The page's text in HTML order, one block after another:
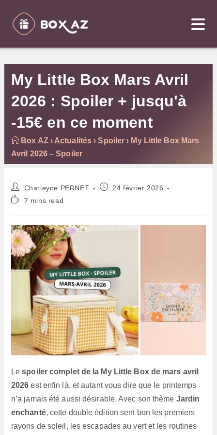
content
My Little Box Mars Avril
2026 : Spoiler + jusqu'à
-15€ en ce moment
Box AZ› Actualités ›Spoiler › My Little Box Mars
Avril 2026 – Spoiler
Auteur/autrice
de
la
Charleyne PERNET
Publication
24 février 2026
Temps7 mins read
Lespoiler complet de la My Little Box de mars avril
2026 est enfin là, et autant vous dire que le printemps
n’a jamais été aussi désirable. Avec son thème Jardin
enchanté, cette double édition sent bon les premiers
rayons de soleil, les escapades au vert et les routines